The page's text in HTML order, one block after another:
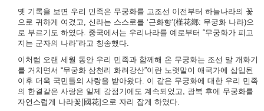
옛 기록을 보면 우리 민족은 무궁화를 고조선 이전부터 하늘나라의 꽃
으로 귀하게 여겼고, 신라는 스스로를 ‘근화향’(槿花鄕: 무궁화 나라)으
로 부르기도 하였다. 중국에서는 우리나라를 예로부터 “무궁화가 피고
지는 군자의 나라”라고 칭송했다.
이처럼 오랜 세월 동안 우리 민족과 함께해 온 무궁화는 조선 말 개화기
를 거치면서 “무궁화 삼천리 화려강산”이란 노랫말이 애국가에 삽입된
이후 더욱 국민들의 사랑을 받아왔다. 이 같은 무궁화에 대한 우리 민족
의 한결같은 사랑은 일제 강점기에도 계속되었고, 광복 후에 무궁화를
자연스럽게 나라꽃[國花]으로 자리 잡게 하였다.